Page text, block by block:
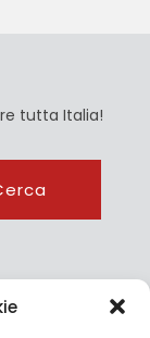
tutta Italia!